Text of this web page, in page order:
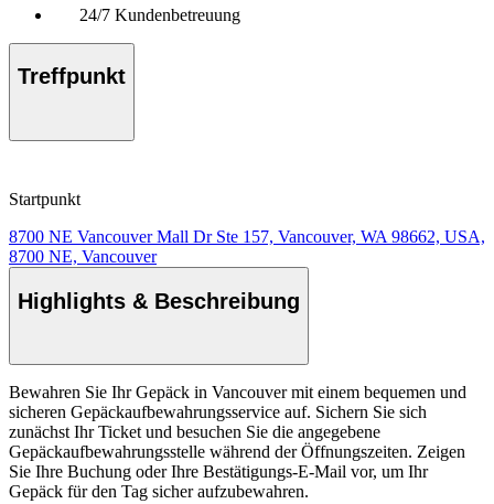
24/7 Kundenbetreuung
Treffpunkt
Startpunkt
8700 NE Vancouver Mall Dr Ste 157, Vancouver, WA 98662, USA,
8700 NE, Vancouver
Highlights & Beschreibung
Bewahren Sie Ihr Gepäck in Vancouver mit einem bequemen und
sicheren Gepäckaufbewahrungsservice auf. Sichern Sie sich
zunächst Ihr Ticket und besuchen Sie die angegebene
Gepäckaufbewahrungsstelle während der Öffnungszeiten. Zeigen
Sie Ihre Buchung oder Ihre Bestätigungs-E-Mail vor, um Ihr
Gepäck für den Tag sicher aufzubewahren.